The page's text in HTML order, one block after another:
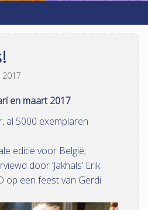
en maart 2017
al 5000 exemplaren
editie voor België;
door ‘Jakhals’ Erik
op een feest van Gerdi